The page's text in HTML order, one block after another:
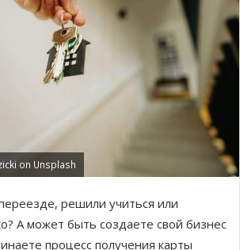
on Unsplash
решили учиться или
А может быть создаете свой бизнес
процесс получения карты